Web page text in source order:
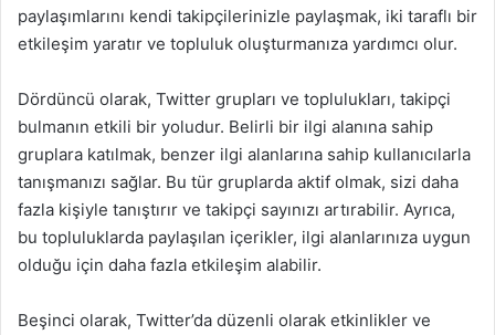
paylaşımlarını kendi takipçilerinizle paylaşmak, iki taraflı bir
etkileşim yaratır ve topluluk oluşturmanıza yardımcı olur.
Dördüncü olarak, Twitter grupları ve toplulukları, takipçi
bulmanın etkili bir yoludur. Belirli bir ilgi alanına sahip
gruplara katılmak, benzer ilgi alanlarına sahip kullanıcılarla
tanışmanızı sağlar. Bu tür gruplarda aktif olmak, sizi daha
fazla kişiyle tanıştırır ve takipçi sayınızı artırabilir. Ayrıca,
bu topluluklarda paylaşılan içerikler, ilgi alanlarınıza uygun
olduğu için daha fazla etkileşim alabilir.
Beşinci olarak, Twitter’da düzenli olarak etkinlikler ve